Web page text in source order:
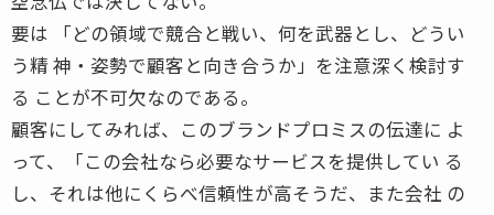
要は 「どの領域で競合と戦い、何を武器とし、どうい
う精 神・姿勢で顧客と向き合うか」を注意深く検討す
る ことが不可欠なのである。
顧客にしてみれば、このブランドプロミスの伝達に よ
って、「この会社なら必要なサービスを提供してい る
し、それは他にくらべ信頼性が高そうだ、また会社 の